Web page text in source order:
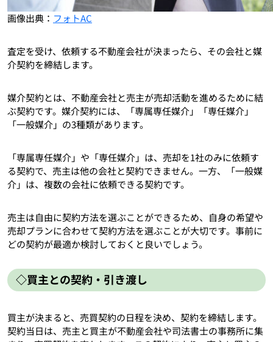
画像出典： フォトAC
査定を受け、依頼する不動産会社が決まったら、その会社と媒
介契約を締結します。
媒介契約とは、不動産会社と売主が売却活動を進めるために結
ぶ契約です。媒介契約には、「専属専任媒介」「専任媒介」
「一般媒介」の3種類があります。
「専属専任媒介」や「専任媒介」は、売却を1社のみに依頼す
る契約で、売主は他の会社と契約できません。一方、「一般媒
介」は、複数の会社に依頼できる契約です。
売主は自由に契約方法を選ぶことができるため、自身の希望や
売却プランに合わせて契約方法を選ぶことが大切です。事前に
どの契約が最適か検討しておくと良いでしょう。
◇買主との契約・引き渡し
買主が決まると、売買契約の日程を決め、契約を締結します。
契約当日は、売主と買主が不動産会社や司法書士の事務所に集